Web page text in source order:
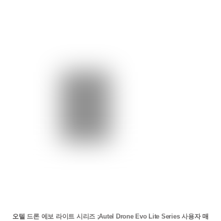
오텔 드론 에보 라이트 시리즈 ;Autel Drone Evo Lite Series 사용자 매